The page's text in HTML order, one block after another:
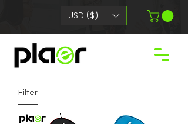
USD ($)
Filter